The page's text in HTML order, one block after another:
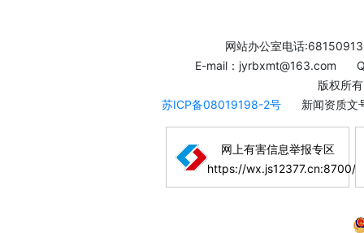
网站办公室电话:68150913
E-mail：jyrbxmt@163.com
版权所
苏ICP备08019198-2号
新闻资质
网上有害信息举报专区
https://wx.js12377.cn:8700/